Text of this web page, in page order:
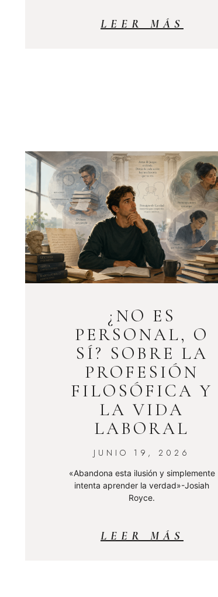
LEER MÁS
¿NO ES
PERSONAL, O
SÍ? SOBRE LA
PROFESIÓN
FILOSÓFICA Y
LA VIDA
LABORAL
JUNIO 19, 2026
«Abandona esta ilusión y simplemente
intenta aprender la verdad»-Josiah
Royce.
LEER MÁS